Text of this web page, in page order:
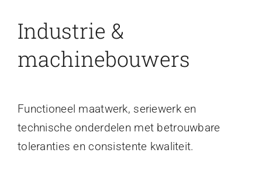
Industrie &
machinebouwers
Functioneel maatwerk, seriewerk en
technische onderdelen met betrouwbare
toleranties en consistente kwaliteit.